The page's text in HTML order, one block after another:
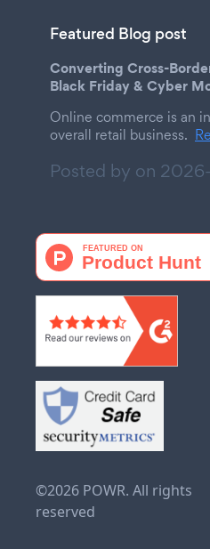
Featured Blog post
Converting Cross-
Black Friday & Cyber
Online commerce is an
overall retail business.
Posted by on
©2026 POWR. All rights
reserved